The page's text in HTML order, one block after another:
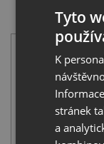
SET Blanco
Blanco
Tyto
K
stránek
a